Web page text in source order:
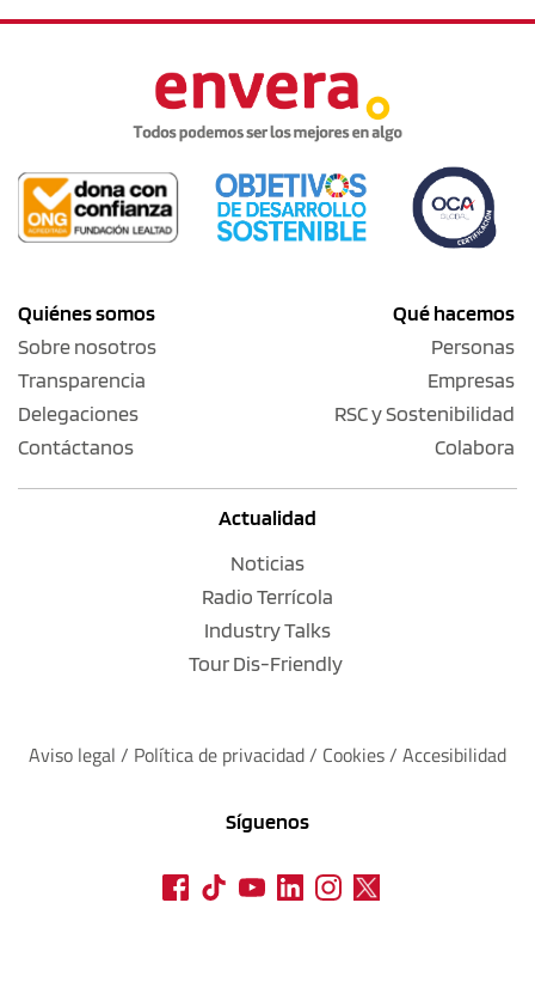
Quiénes somos
Sobre nosotros
Transparencia
Delegaciones
Contáctanos
Qué hacemos
Personas
Empresas
RSC y Sostenibilidad
Colabora
Actualidad
Noticias
Radio Terrícola
Industry Talks
Tour Dis-Friendly
Aviso legal / Política de privacidad / Cookies / Accesibilidad
Síguenos